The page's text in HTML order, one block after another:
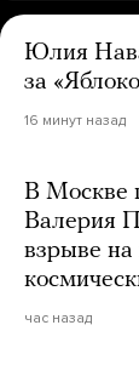
Юлия
за
16 минут назад
В Москве
Валерия
взрыве
час назад